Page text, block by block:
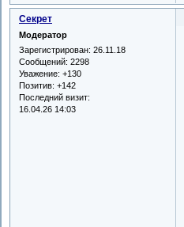
Секрет
Модератор
Зарегистрирован: 26.11.18
Сообщений: 2298
Уважение: +130
Позитив: +142
Последний визит:
16.04.26 14:03